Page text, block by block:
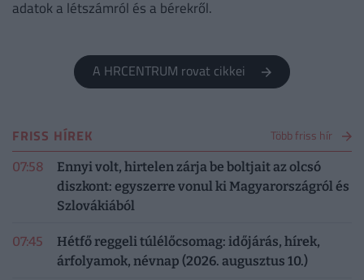
adatok a létszámról és a bérekről.
A HRCENTRUM rovat cikkei
FRISS HÍREK Több friss hír
07:58
Ennyi volt, hirtelen zárja be boltjait az olcsó
diszkont: egyszerre vonul ki Magyarországról és
Szlovákiából
07:45
Hétfő reggeli túlélőcsomag: időjárás, hírek,
árfolyamok, névnap (2026. augusztus 10.)